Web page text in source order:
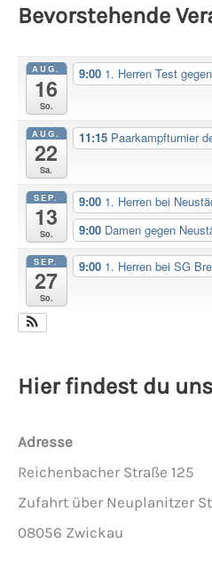
Bevorstehende
AUG.
16
So.
9:00 1. Herren Test
AUG.
22
Sa.
11:15 Paarkampfturnier
SEP.
13
So.
9:00 1. Herren bei
9:00 Damen gegen
SEP.
27
So.
9:00 1. Herren bei SG
Hier findest du uns
Adresse
Reichenbacher Straße 125
Zufahrt über Neuplanitzer
08056 Zwickau